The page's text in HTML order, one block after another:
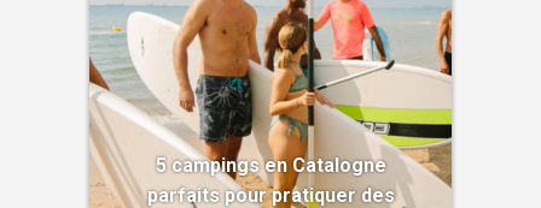
5 campings en Catalogne
parfaits pour pratiquer des